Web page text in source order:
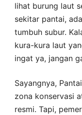
lihat burung laut
sekitar pantai,
tumbuh subur.
kura-kura laut
ingat ya, jangan
Sayangnya,
zona konservasi
resmi. Tapi,